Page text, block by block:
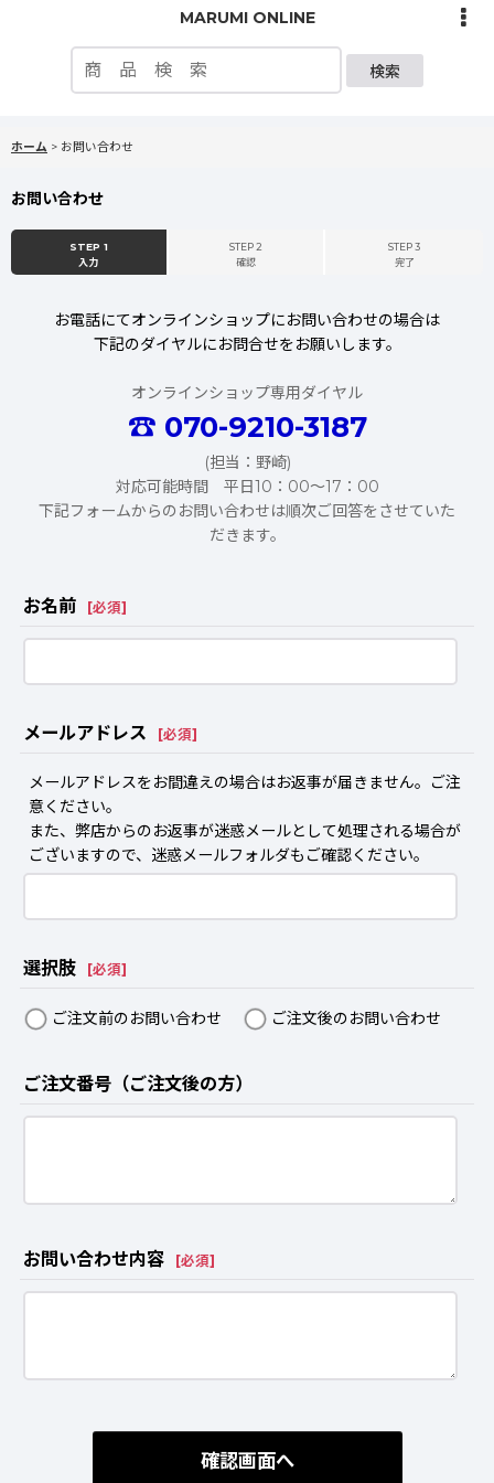
MARUMI ONLINE
検索
ホーム > お問い合わせ
お問い合わせ
STEP 1
入力
STEP 2
確認
STEP 3
完了
お電話にてオンラインショップにお問い合わせの場合は
下記のダイヤルにお問合せをお願いします。
オンラインショップ専用ダイヤル
☎ 070-9210-3187
(担当：野崎)
対応可能時間 平日10：00〜17：00
下記フォームからのお問い合わせは順次ご回答をさせていた
だきます。
お名前 [必須]
メールアドレス [必須]
メールアドレスをお間違えの場合はお返事が届きません。ご注
意ください。
また、弊店からのお返事が迷惑メールとして処理される場合が
ございますので、迷惑メールフォルダもご確認ください。
選択肢 [必須]
ご注文前のお問い合わせ ご注文後のお問い合わせ
ご注文番号（ご注文後の方）
お問い合わせ内容 [必須]
確認画面へ